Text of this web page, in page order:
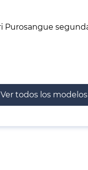
Ver todos los modelos